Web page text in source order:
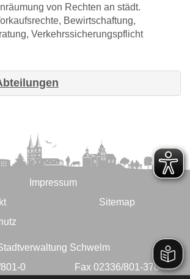
von Rechten an städt.
Bewirtschaftung,
Verkehrssicherungspflicht
Impressum
Sitemap
Schwelm
0
Fax 02336/801-370